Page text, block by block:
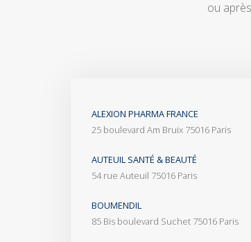
ou
ALEXION PHARMA FRANCE
25 boulevard Am Bruix 75016 Paris
AUTEUIL SANTÉ & BEAUTÉ
54 rue Auteuil 75016 Paris
BOUMENDIL
85 Bis boulevard Suchet 75016 Paris